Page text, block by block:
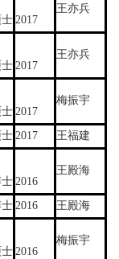
2017
王亦兵
2017
王亦兵
2017
梅振宇
2017 王福建
2016
王殿海
2016 王殿海
2016
梅振宇